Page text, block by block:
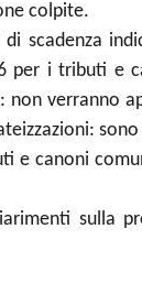
colpite.
scadenza
per i tributi e
non verranno
sono
e canoni
sulla